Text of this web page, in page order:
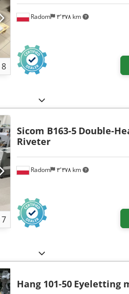
8
Radom ۳٬۳۷۸ km
7
Radom ۳٬۳۷۸ km
Sicom B163-5 Double-
Riveter
Hang 101-50 Eyeletting